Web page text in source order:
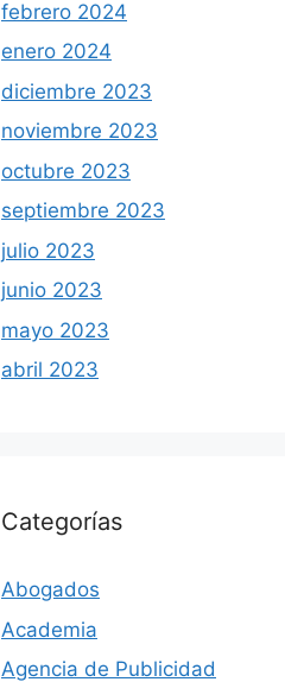
febrero 2024
enero 2024
diciembre 2023
noviembre 2023
octubre 2023
septiembre 2023
julio 2023
junio 2023
mayo 2023
abril 2023
Categorías
Abogados
Academia
Agencia de Publicidad